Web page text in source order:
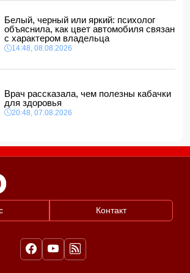
и необратимому миру
Белый, черный или яркий: психолог
объяснила, как цвет автомобиля связан
с характером владельца
14:48, 08.08.2026
Врач рассказала, чем полезны кабачки
для здоровья
20:48, 07.08.2026
Контакт